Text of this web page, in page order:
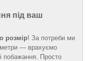
під ваш
розмір! За потреби ми
— врахуємо
побажання. Просто